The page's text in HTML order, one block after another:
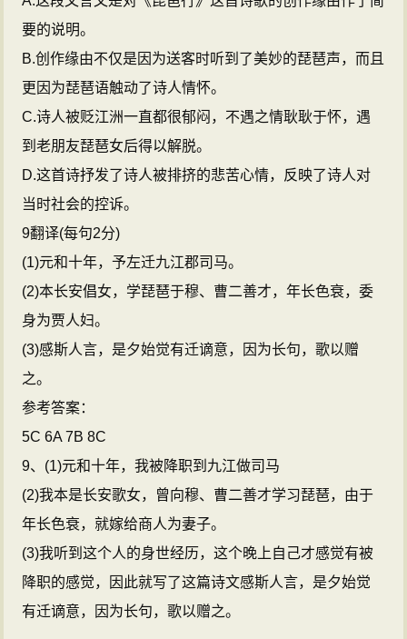
要的说明。
B.创作缘由不仅是因为送客时听到了美妙的琵琶声，而且
更因为琵琶语触动了诗人情怀。
C.诗人被贬江洲一直都很郁闷，不遇之情耿耿于怀，遇
到老朋友琵琶女后得以解脱。
D.这首诗抒发了诗人被排挤的悲苦心情，反映了诗人对
当时社会的控诉。
9翻译(每句2分)
(1)元和十年，予左迁九江郡司马。
(2)本长安倡女，学琵琶于穆、曹二善才，年长色衰，委
身为贾人妇。
(3)感斯人言，是夕始觉有迁谪意，因为长句，歌以赠
之。
参考答案：
5C 6A 7B 8C
9、(1)元和十年，我被降职到九江做司马
(2)我本是长安歌女，曾向穆、曹二善才学习琵琶，由于
年长色衰，就嫁给商人为妻子。
(3)我听到这个人的身世经历，这个晚上自己才感觉有被
降职的感觉，因此就写了这篇诗文感斯人言，是夕始觉
有迁谪意，因为长句，歌以赠之。